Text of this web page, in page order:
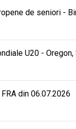
de seniori -
U20 - Oregon,
din 06.07.2026